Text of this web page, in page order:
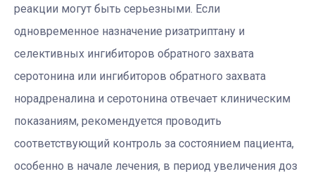
реакции могут быть серьезными. Если
одновременное назначение ризатриптану и
селективных ингибиторов обратного захвата
серотонина или ингибиторов обратного захвата
норадреналина и серотонина отвечает клиническим
показаниям, рекомендуется проводить
соответствующий контроль за состоянием пациента,
особенно в начале лечения, в период увеличения доз